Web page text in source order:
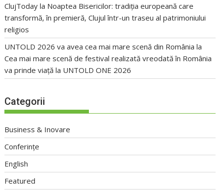
ClujToday la Noaptea Bisericilor: tradiția europeană care
transformă, în premieră, Clujul într-un traseu al patrimoniului
religios
UNTOLD 2026 va avea cea mai mare scenă din România la
Cea mai mare scenă de festival realizată vreodată în România
va prinde viață la UNTOLD ONE 2026
Categorii
Business & Inovare
Conferințe
English
Featured